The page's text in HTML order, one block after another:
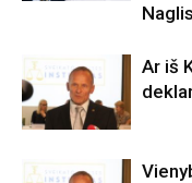
Ar iš